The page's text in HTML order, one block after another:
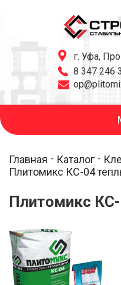
г. Уфа,
8 347 246
Главная Каталог
Плитомикс КС-04
Плитомикс